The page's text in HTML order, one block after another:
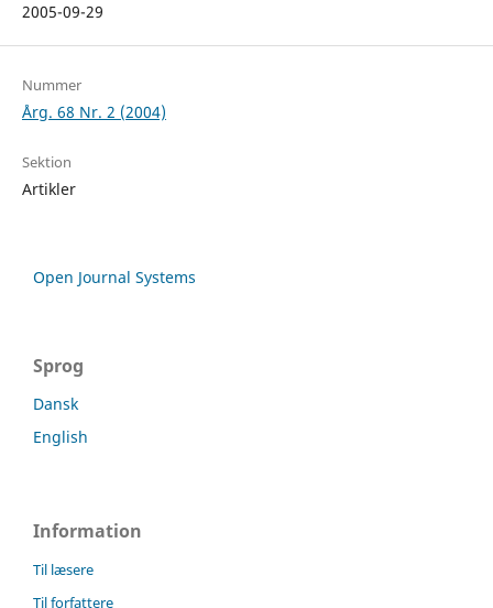
2005-09-29
Nummer
Årg. 68 Nr. 2 (2004)
Sektion
Artikler
Open Journal Systems
Sprog
Dansk
English
Information
Til læsere
Til forfattere